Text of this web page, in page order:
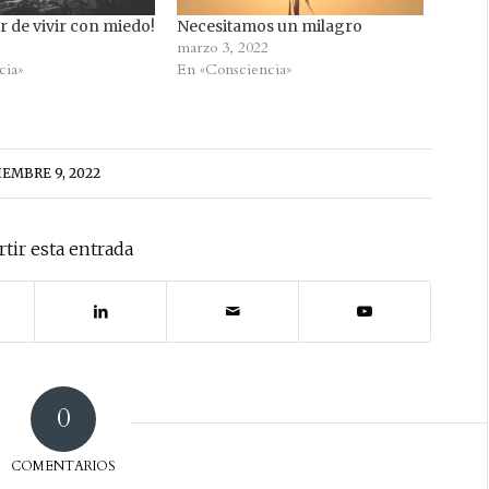
de vivir con miedo! Necesitamos un milagro
marzo 3, 2022
En «Consciencia»
9, 2022
esta entrada
0
COMENTARIOS